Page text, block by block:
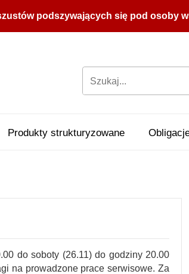
podszywających się pod osoby
Produkty strukturyzowane
do soboty (26.11) do godziny 20.00
na prowadzone prace serwisowe. Za